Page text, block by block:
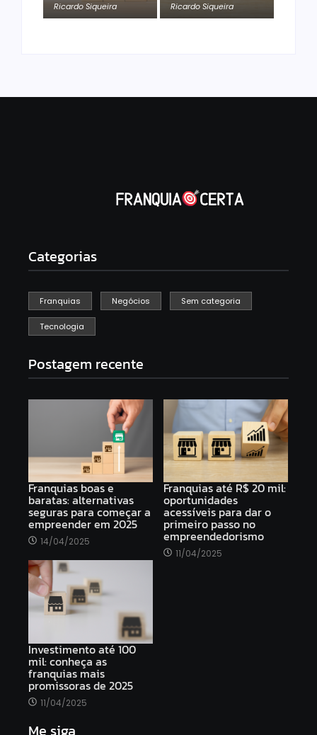
Ricardo Siqueira Ricardo Siqueira
Categorias
Franquias Negócios Sem categoria
Tecnologia
Postagem recente
Franquias boas e
baratas: alternativas
seguras para começar a
empreender em 2025
14/04/2025
Franquias até R$ 20 mil:
oportunidades
acessíveis para dar o
primeiro passo no
empreendedorismo
11/04/2025
Investimento até 100
mil: conheça as
franquias mais
promissoras de 2025
11/04/2025
Me siga